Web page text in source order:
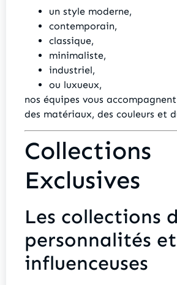
un style moderne,
contemporain,
classique,
minimaliste,
industriel,
ou luxueux,
nos équipes vous
des matériaux, des couleurs et
Collections
Exclusives
Les collections
personnalités et
influenceuses